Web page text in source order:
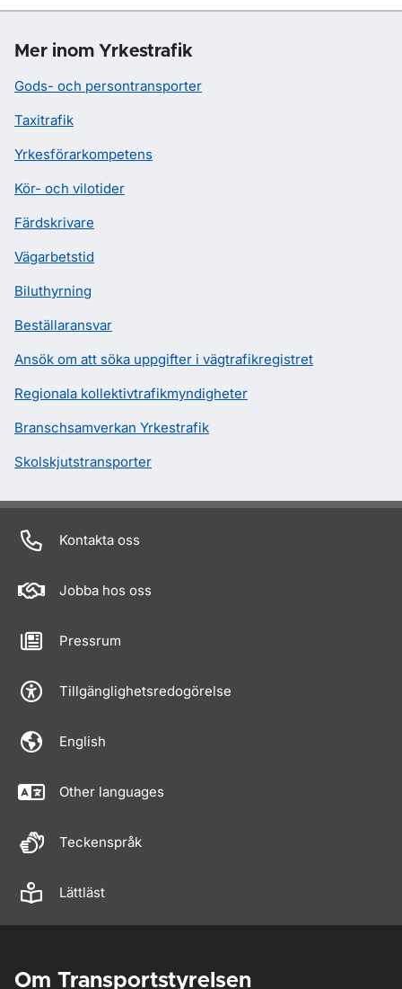
Mer inom Yrkestrafik
Gods- och persontransporter
Taxitrafik
Yrkesförarkompetens
Kör- och vilotider
Färdskrivare
Vägarbetstid
Biluthyrning
Beställaransvar
Ansök om att söka uppgifter i vägtrafikregistret
Regionala kollektivtrafikmyndigheter
Branschsamverkan Yrkestrafik
Skolskjutstransporter
Kontakta oss
Jobba hos oss
Pressrum
Tillgänglighetsredogörelse
English
Other languages
Teckenspråk
Lättläst
Om Transportstyrelsen